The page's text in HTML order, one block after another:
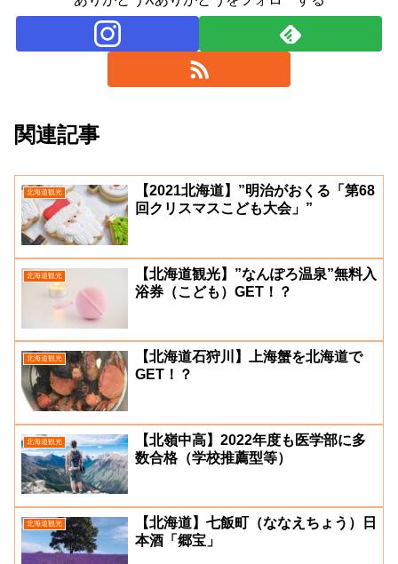
関連記事
北海道観光
【2021北海道】”明治がおくる「第68
回クリスマスこども大会」”
北海道観光
【北海道観光】”なんぽろ温泉”無料入
浴券（こども）GET！？
北海道観光
【北海道石狩川】上海蟹を北海道で
GET！？
北海道観光
【北嶺中高】2022年度も医学部に多
数合格（学校推薦型等）
北海道観光
【北海道】七飯町（ななえちょう）日
本酒「郷宝」